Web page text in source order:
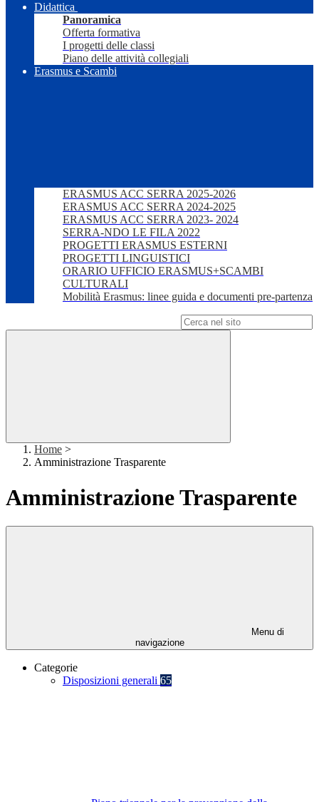
Didattica
Panoramica
Offerta formativa
I progetti delle classi
Piano delle attività collegiali
Erasmus e Scambi
ERASMUS ACC SERRA 2025-2026
ERASMUS ACC SERRA 2024-2025
ERASMUS ACC SERRA 2023- 2024
SERRA-NDO LE FILA 2022
PROGETTI ERASMUS ESTERNI
PROGETTI LINGUISTICI
ORARIO UFFICIO ERASMUS+SCAMBI
CULTURALI
Mobilità Erasmus: linee guida e documenti pre-partenza
Home >
Amministrazione Trasparente
Amministrazione Trasparente
Menu di
navigazione
Categorie
Disposizioni generali 65